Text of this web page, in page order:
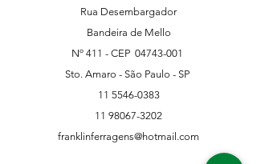
Rua Desembargador
Bandeira de Mello
Nº 411 - CEP 04743-001
Sto. Amaro - São Paulo - SP
11 5546-0383
11 98067-3202
franklinferragens@hotmail.com